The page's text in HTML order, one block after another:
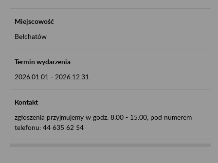
Miejscowość
Bełchatów
Termin wydarzenia
2026.01.01 - 2026.12.31
Kontakt
zgłoszenia przyjmujemy w godz. 8:00 - 15:00, pod numerem
telefonu: 44 635 62 54